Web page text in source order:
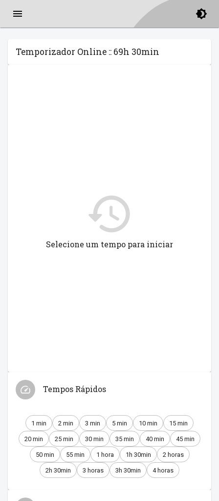
Temporizador Online :: 69h 30min
Selecione um tempo para iniciar
Tempos Rápidos
1 min 2 min 3 min 5 min 10 min 15 min
20 min 25 min 30 min 35 min 40 min 45 min
50 min 55 min 1 hora 1h 30min 2 horas
2h 30min 3 horas 3h 30min 4 horas